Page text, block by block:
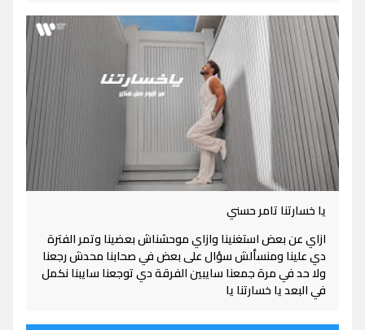
يا خسارتنا تامر حسني
ازاي عن بعض استغنينا وازاي موحشناش بعضينا وتمر الفترة
دي علينا ومنسألش سؤال على بعض في صحابنا محدش رجعنا
ولا حد في مرة جمعنا سايبين الفرقة دي توجعنا سايبنا نكمل
في البعد يا خسارتنا يا